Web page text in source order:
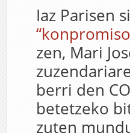
Iaz Parisen
zen, Mari
berri den
betetzeko
zuten